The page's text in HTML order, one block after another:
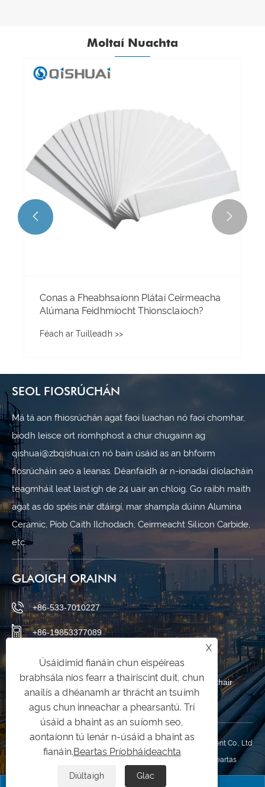
Moltaí Nuachta
Conas a Fheabhsaíonn Plátaí Ceirmeacha
Alúmana Feidhmíocht Thionsclaíoch?
Féach ar Tuilleadh >>
 
SEOL FIOSRÚCHÁN
Má tá aon fhiosrúchán agat faoi luachan nó faoi chomhar,
bíodh leisce ort ríomhphost a chur chugainn ag
qishuai@zbqishuai.cn nó bain úsáid as an bhfoirm
fiosrúcháin seo a leanas. Déanfaidh ár n-ionadaí díolacháin
teagmháil leat laistigh de 24 uair an chloig. Go raibh maith
agat as do spéis inár dtáirgí, mar shampla dúinn Alumina
Ceramic, Píob Caith Ilchodach, Ceirmeacht Silicon Carbide,
etc.
GLAOIGH ORAINN
+86-533-7010227
+86-19853377089
qishuai@zbqishuai.cn
Páirc Tionscail an Fhionnuisce, Ceantar Linzi, Cathair
Zibo, Cúige Shandong, an tSín
Cóipcheart © 2025 Shandong Qishuai Wear Resistant Equipment Co., Ltd
Beartas
Príobháideachta
X
Úsáidimid fianáin chun eispéireas
brabhsála níos fearr a thairiscint duit, chun
anailís a dhéanamh ar thrácht an tsuímh
agus chun inneachar a phearsantú. Trí
úsáid a bhaint as an suíomh seo,
aontaíonn tú lenár n-úsáid a bhaint as
fianáin.Beartas Príobháideachta
Diúltaigh Glac